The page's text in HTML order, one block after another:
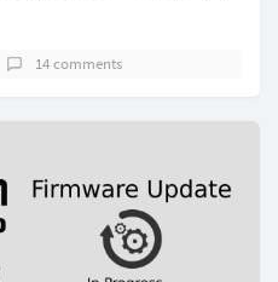
14 comments